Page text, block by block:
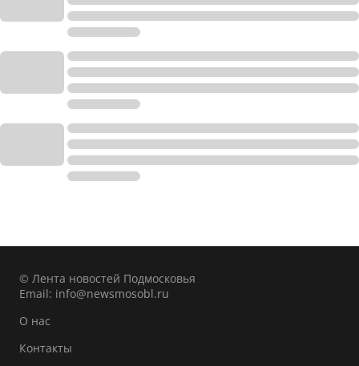
© Лента новостей Подмосковья
Email: info@newsmosobl.ru
О нас
Контакты